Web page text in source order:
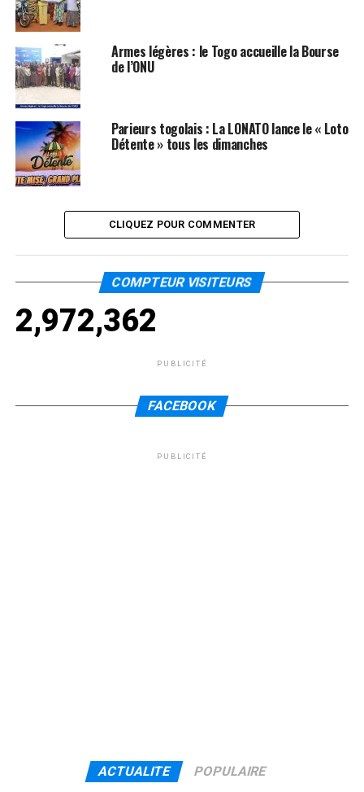
Armes légères : le Togo accueille la Bourse
de l’ONU
Parieurs togolais : La LONATO lance le « Loto
Détente » tous les dimanches
CLIQUEZ POUR COMMENTER
COMPTEUR VISITEURS
2,972,362
PUBLICITÉ
FACEBOOK
PUBLICITÉ
ACTUALITE POPULAIRE